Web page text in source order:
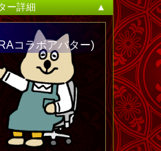
ー詳細
▲
コラボアバター)